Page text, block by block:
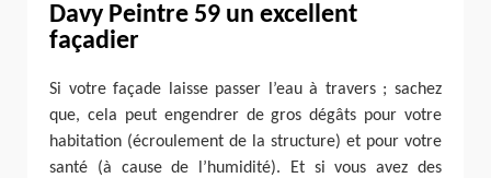
Davy Peintre 59 un excellent
façadier
Si votre façade laisse passer l’eau à travers ; sachez
que, cela peut engendrer de gros dégâts pour votre
habitation (écroulement de la structure) et pour votre
santé (à cause de l’humidité). Et si vous avez des